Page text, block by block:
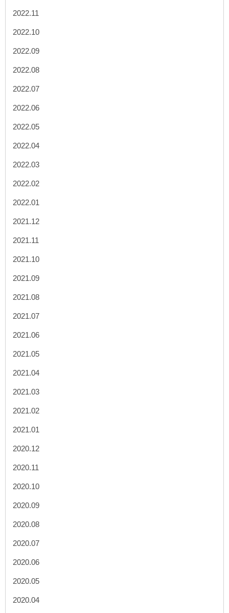
2022.11
2022.10
2022.09
2022.08
2022.07
2022.06
2022.05
2022.04
2022.03
2022.02
2022.01
2021.12
2021.11
2021.10
2021.09
2021.08
2021.07
2021.06
2021.05
2021.04
2021.03
2021.02
2021.01
2020.12
2020.11
2020.10
2020.09
2020.08
2020.07
2020.06
2020.05
2020.04